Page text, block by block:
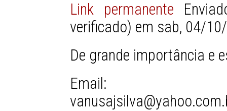
Link permanente
verificado) em sab, 04/
De grande importância e
Email: